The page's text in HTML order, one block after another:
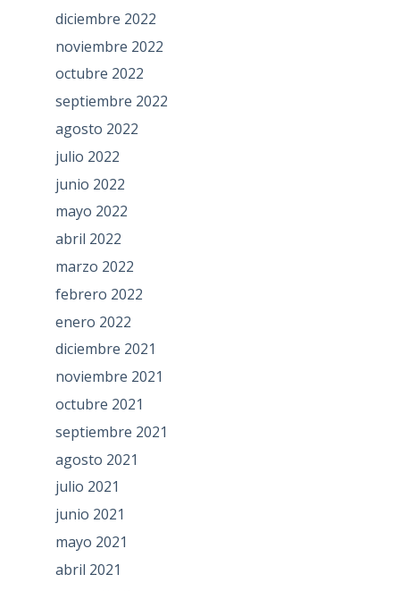
diciembre 2022
noviembre 2022
octubre 2022
septiembre 2022
agosto 2022
julio 2022
junio 2022
mayo 2022
abril 2022
marzo 2022
febrero 2022
enero 2022
diciembre 2021
noviembre 2021
octubre 2021
septiembre 2021
agosto 2021
julio 2021
junio 2021
mayo 2021
abril 2021